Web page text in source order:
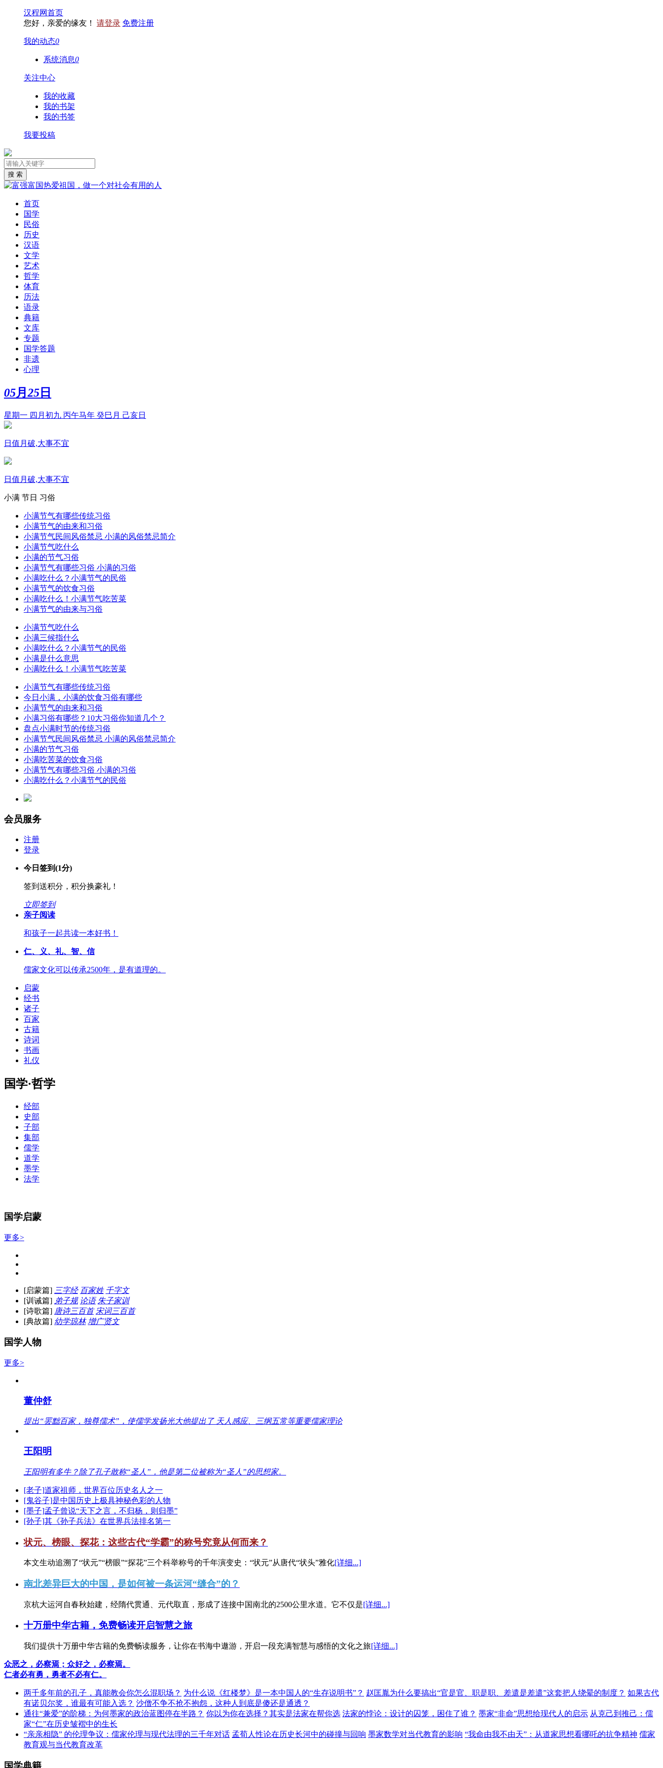
汉程网首页
您好，亲爱的缘友！ 请登录 免费注册
我的动态0
系统消息0
关注中心
我的收藏
我的书架
我的书签
我要投稿
首页
国学
民俗
历史
汉语
文学
艺术
哲学
体育
历法
语录
典籍
文库
专题
国学答题
非遗
心理
05月 25 日
星期一 四月初九 丙午马年 癸巳月 己亥日
日值月破,大事不宜
日值月破,大事不宜
小满 节日 习俗
小满节气有哪些传统习俗
小满节气的由来和习俗
小满节气民间风俗禁忌 小满的风俗禁忌简介
小满节气吃什么
小满的节气习俗
小满节气有哪些习俗 小满的习俗
小满吃什么？小满节气的民俗
小满节气的饮食习俗
小满吃什么！小满节气吃苦菜
小满节气的由来与习俗
小满节气吃什么
小满三候指什么
小满吃什么？小满节气的民俗
小满是什么意思
小满吃什么！小满节气吃苦菜
小满节气有哪些传统习俗
今日小满，小满的饮食习俗有哪些
小满节气的由来和习俗
小满习俗有哪些？10大习俗你知道几个？
盘点小满时节的传统习俗
小满节气民间风俗禁忌 小满的风俗禁忌简介
小满的节气习俗
小满吃苦菜的饮食习俗
小满节气有哪些习俗 小满的习俗
小满吃什么？小满节气的民俗
会员服务
注册
登录
今日签到(1分)
签到送积分，积分换豪礼！
立即签到
亲子阅读
和孩子一起共读一本好书！
仁、义、礼、智、信
儒家文化可以传承2500年，是有道理的。
启蒙
经书
诸子
百家
古籍
诗词
书画
礼仪
国学·哲学
经部
史部
子部
集部
儒学
道学
墨学
法学
国学启蒙
更多>
[启蒙篇] 三字经 百家姓 千字文
[训诫篇] 弟子规 论语 朱子家训
[诗歌篇] 唐诗三百首 宋词三百首
[典故篇] 幼学琼林 增广贤文
国学人物
更多>
董仲舒
提出“罢黜百家，独尊儒术”，使儒学发扬光大他提出了 天人感应、三纲五常等重要儒家理论
王阳明
王阳明有多牛？除了孔子敢称“圣人”，他是第二位被称为“圣人”的思想家。
[老子]道家祖师，世界百位历史名人之一
[鬼谷子]是中国历史上极具神秘色彩的人物
[墨子]孟子曾说“天下之言，不归杨，则归墨”
[孙子]其《孙子兵法》在世界兵法排名第一
状元、榜眼、探花：这些古代“学霸”的称号究竟从何而来？
本文生动追溯了“状元”“榜眼”“探花”三个科举称号的千年演变史：“状元”从唐代“状头”雅化[详细...]
南北差异巨大的中国，是如何被一条运河“缝合”的？
京杭大运河自春秋始建，经隋代贯通、元代取直，形成了连接中国南北的2500公里水道。它不仅是[详细...]
十万册中华古籍，免费畅读开启智慧之旅
我们提供十万册中华古籍的免费畅读服务，让你在书海中遨游，开启一段充满智慧与感悟的文化之旅[详细...]
众恶之，必察焉；众好之，必察焉。
仁者必有勇，勇者不必有仁。
两千多年前的孔子，真能教会你怎么混职场？ 为什么说《红楼梦》是一本中国人的“生存说明书”？ 赵匡胤为什么要搞出“官是官、职是职、差遣是差遣”这套把人绕晕的制度？ 如果古代
有诺贝尔奖，谁最有可能入选？ 沙僧不争不抢不抱怨，这种人到底是傻还是通透？
通往“兼爱”的阶梯：为何墨家的政治蓝图停在半路？ 你以为你在选择？其实是法家在帮你选 法家的悖论：设计的囚笼，困住了谁？ 墨家“非命”思想给现代人的启示 从克己到推己：儒
家“仁”在历史皱褶中的生长
“亲亲相隐” 的伦理争议：儒家伦理与现代法理的三千年对话 孟荀人性论在历史长河中的碰撞与回响 墨家数学对当代教育的影响 “我命由我不由天”：从道家思想看哪吒的抗争精神 儒家
教育观与当代教育改革
国学典籍